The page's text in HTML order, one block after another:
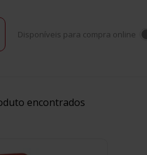
Disponíveis para compra online